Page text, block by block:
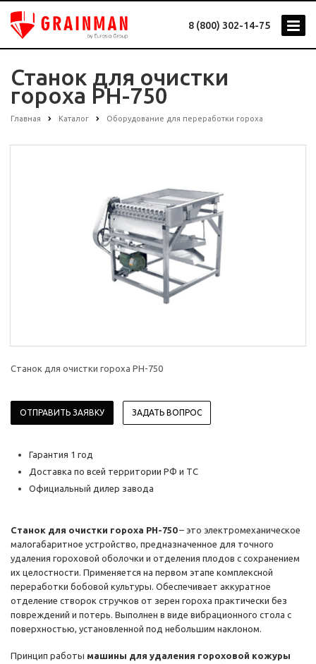
8 (800) 302-14-75
Станок для очистки
гороха PH-750
Главная Каталог Оборудование для переработки гороха
Станок для очистки гороха PH-750
ОТПРАВИТЬ ЗАЯВКУ ЗАДАТЬ ВОПРОС
Гарантия 1 год
Доставка по всей территории РФ и ТС
Официальный дилер завода
Станок для очистки гороха PH-750– это электромеханическое
малогабаритное устройство, предназначенное для точного
удаления гороховой оболочки и отделения плодов с сохранением
их целостности. Применяется на первом этапе комплексной
переработки бобовой культуры. Обеспечивает аккуратное
отделение створок стручков от зерен гороха практически без
повреждений и потерь. Выполнен в виде вибрационного стола с
поверхностью, установленной под небольшим наклоном.
Принцип работы машины для удаления гороховой кожуры